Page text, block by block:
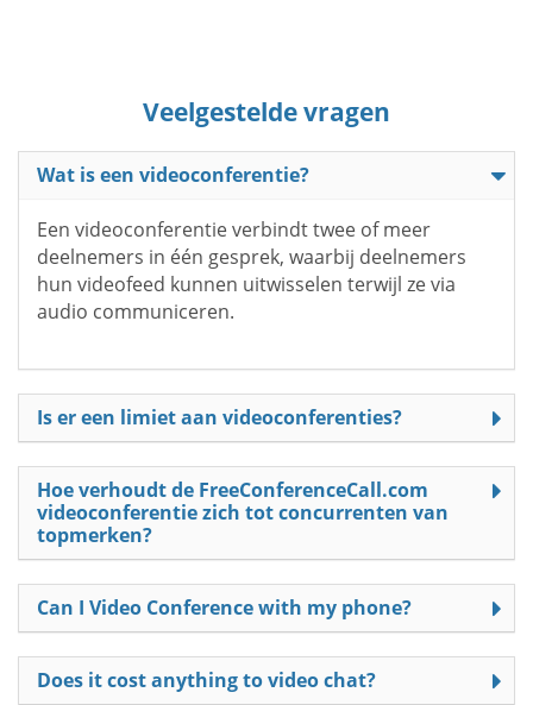
Veelgestelde vragen
Wat is een videoconferentie?
Een videoconferentie verbindt twee of meer
deelnemers in één gesprek, waarbij deelnemers
hun videofeed kunnen uitwisselen terwijl ze via
audio communiceren.
Is er een limiet aan videoconferenties?
Hoe verhoudt de FreeConferenceCall.com
videoconferentie zich tot concurrenten van
topmerken?
Can I Video Conference with my phone?
Does it cost anything to video chat?